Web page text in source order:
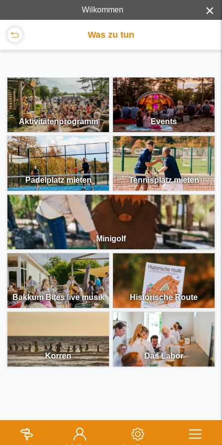
Wilkommen ×
Was zu tun
Aktivitätenprogramm Events
Padelplatz mieten Tennisplatz mieten
Minigolf
Historische Route
Bakkum Bites live musik
Das Labor
Korren